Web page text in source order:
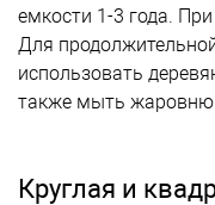
емкости 1-3 года.
Для
использовать
также мыть жаровню
Круглая и